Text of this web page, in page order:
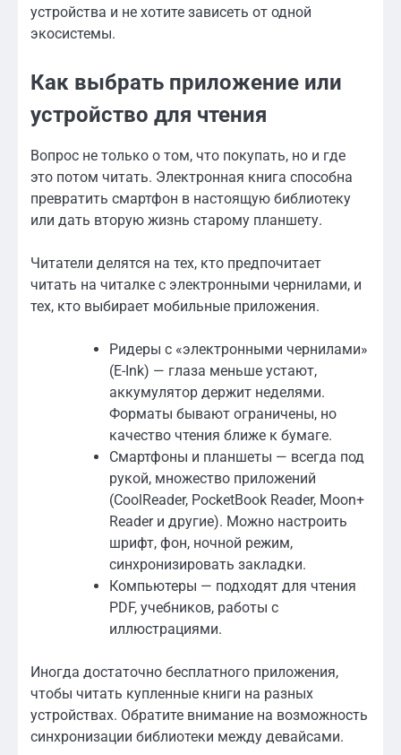
устройства и не хотите зависеть от одной
экосистемы.
Как выбрать приложение или
устройство для чтения
Вопрос не только о том, что покупать, но и где
это потом читать. Электронная книга способна
превратить смартфон в настоящую библиотеку
или дать вторую жизнь старому планшету.
Читатели делятся на тех, кто предпочитает
читать на читалке с электронными чернилами, и
тех, кто выбирает мобильные приложения.
Ридеры с «электронными чернилами»
(E-Ink) — глаза меньше устают,
аккумулятор держит неделями.
Форматы бывают ограничены, но
качество чтения ближе к бумаге.
Смартфоны и планшеты — всегда под
рукой, множество приложений
(CoolReader, PocketBook Reader, Moon+
Reader и другие). Можно настроить
шрифт, фон, ночной режим,
синхронизировать закладки.
Компьютеры — подходят для чтения
PDF, учебников, работы с
иллюстрациями.
Иногда достаточно бесплатного приложения,
чтобы читать купленные книги на разных
устройствах. Обратите внимание на возможность
синхронизации библиотеки между девайсами.